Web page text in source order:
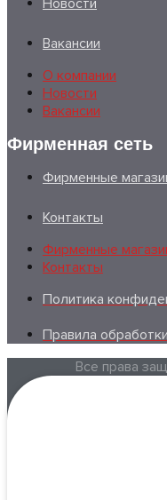
Новости
Вакансии
О компании
Новости
Вакансии
Фирменная сеть
Фирменные
Контакты
Фирменные
Контакты
Политика
Правила
Все права